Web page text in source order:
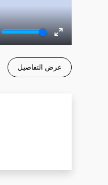
عرض التفاصيل